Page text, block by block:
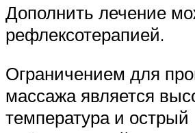
Дополнить лечение
рефлексотерапией.
Ограничением для
массажа является
температура и острый